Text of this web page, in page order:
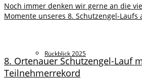
Rückblick 2025
Noch immer denken wir gerne an die
Momente unseres 8. Schutzengel-Laufs
8. Ortenauer Schutzengel-Lauf
Teilnehmerrekord